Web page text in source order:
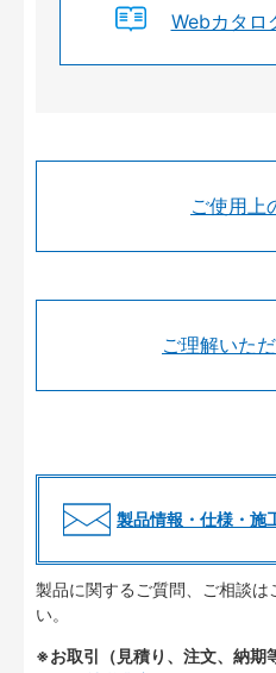
Webカタロ
ご使用上
ご理解いた
製品情報・仕様・施
製品に関するご質問、ご相談は
い。
※お取引（見積り、注文、納期